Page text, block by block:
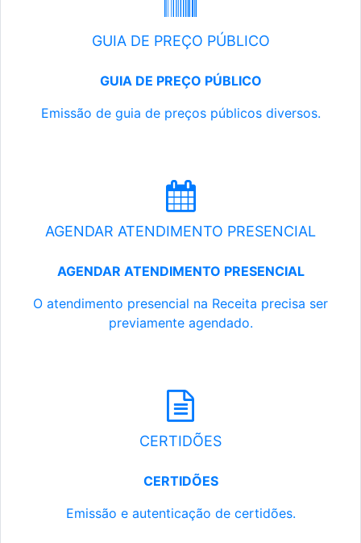
GUIA DE PREÇO PÚBLICO
GUIA DE PREÇO PÚBLICO
Emissão de guia de preços públicos diversos.
AGENDAR ATENDIMENTO PRESENCIAL
AGENDAR ATENDIMENTO PRESENCIAL
O atendimento presencial na Receita precisa ser
previamente agendado.
CERTIDÕES
CERTIDÕES
Emissão e autenticação de certidões.